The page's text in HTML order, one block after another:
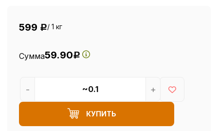
599 Р/ 1 кг
Сумма59.90Р
КУПИТЬ
- +